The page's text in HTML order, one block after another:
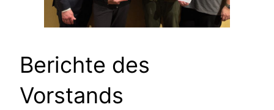
Berichte des
Vorstands